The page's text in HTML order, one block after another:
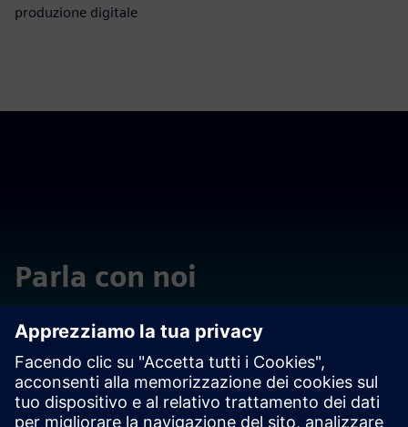
produzione digitale
Parla con noi
contattarci. Siamo a tua disposizione per qualsiasi
esigenza.
Contattaci